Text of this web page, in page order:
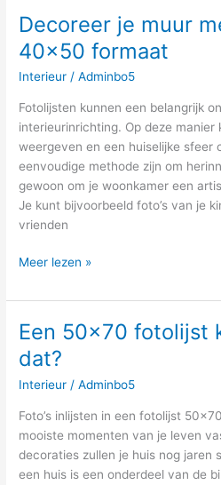
Decoreer je muur
40×50 formaat
Interieur /Adminbo5
Fotolijsten kunnen een belangrijk
interieurinrichting. Op deze manier
weergeven en een huiselijke sfeer
eenvoudige methode zijn om
gewoon om je woonkamer een
Je kunt bijvoorbeeld foto’s van je
vrienden
Meer lezen »
Een 50×70 fotolijst
dat?
Interieur /Adminbo5
Foto’s inlijsten in een fotolijst
mooiste momenten van je leven
decoraties zullen je huis nog jaren
een huis is een onderdeel van de
Een
50×70
fotolijst
kopen